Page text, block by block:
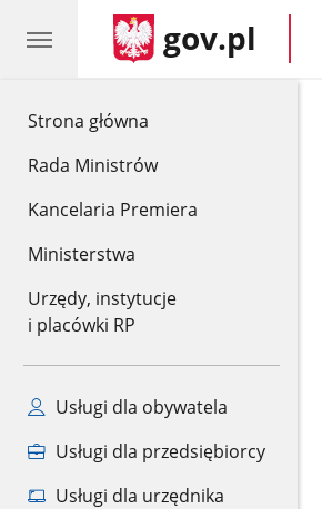
Strona główna
Rada Ministrów
Kancelaria Premiera
Ministerstwa
Urzędy, instytucje
i placówki RP
Usługi dla obywatela
Usługi dla przedsiębiorcy
Usługi dla urzędnika
gov.pl